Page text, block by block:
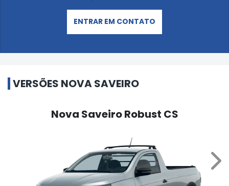
ENTRAR EM CONTATO
VERSÕES NOVA SAVEIRO
Nova Saveiro Robust CS